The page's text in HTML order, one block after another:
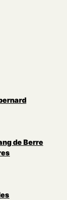
de Berre